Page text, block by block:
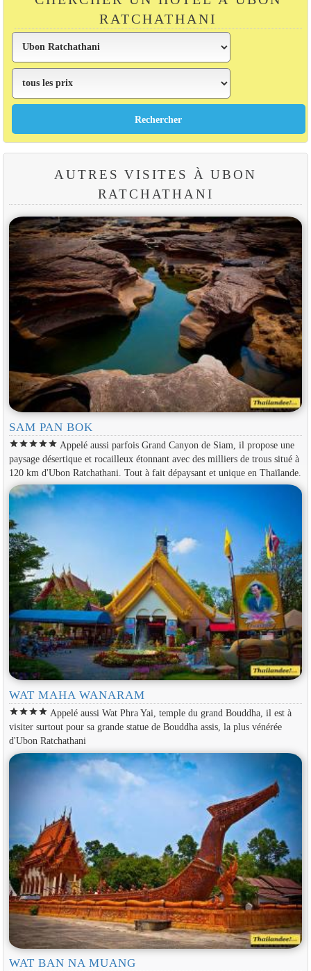
RATCHATHANI
AUTRES VISITES À UBON
RATCHATHANI
SAM PAN BOK
starstarstarstarstar Appelé aussi parfois Grand Canyon de Siam, il propose une
paysage désertique et rocailleux étonnant avec des milliers de trous situé à
120 km d'Ubon Ratchathani. Tout à fait dépaysant et unique en Thaïlande.
WAT MAHA WANARAM
starstarstarstar Appelé aussi Wat Phra Yai, temple du grand Bouddha, il est à
visiter surtout pour sa grande statue de Bouddha assis, la plus vénérée
d'Ubon Ratchathani
WAT BAN NA MUANG